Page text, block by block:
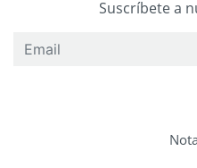
Suscríbete a